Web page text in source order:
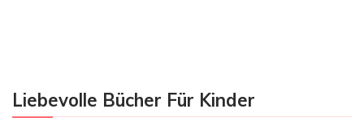
Liebevolle Bücher Für Kinder